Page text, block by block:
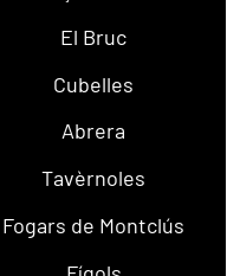
El Bruc
Cubelles
Abrera
Tavèrnoles
Fogars de Montclús